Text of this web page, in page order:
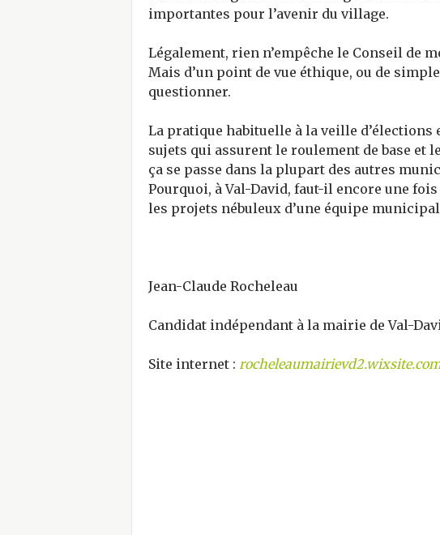
importantes pour l’avenir du village.
Légalement, rien n’empêche le Conseil de
Mais d’un point de vue éthique, ou de
questionner.
La pratique habituelle à la veille
sujets qui assurent le roulement de base et
ça se passe dans la plupart des autres
Pourquoi, à Val-David, faut-il encore une
les projets nébuleux d’une équipe
Jean-Claude Rocheleau
Candidat indépendant à la mairie de Val-
Site internet :